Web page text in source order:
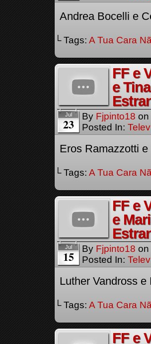
Andrea Bocelli e
└ Tags: A Tua Cara
FF e
e
Jul
23 By Fjpinto18 on
Posted In:
Eros Ramazzotti
└ Tags: A Tua Cara
FF e
e
Jul
15 By Fjpinto18 on
Posted In:
Luther Vandross
└ Tags: A Tua Cara
FF e